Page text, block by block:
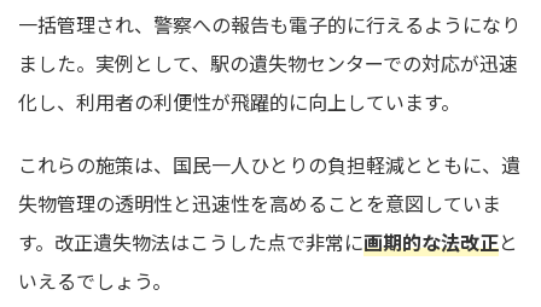
一括管理され、警察への報告も電子的に行えるようになり
ました。実例として、駅の遺失物センターでの対応が迅速
化し、利用者の利便性が飛躍的に向上しています。
これらの施策は、国民一人ひとりの負担軽減とともに、遺
失物管理の透明性と迅速性を高めることを意図していま
す。改正遺失物法はこうした点で非常に画期的な法改正と
いえるでしょう。